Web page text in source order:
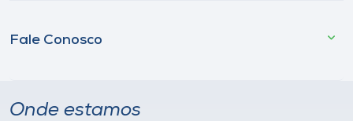
Fale Conosco
Onde estamos